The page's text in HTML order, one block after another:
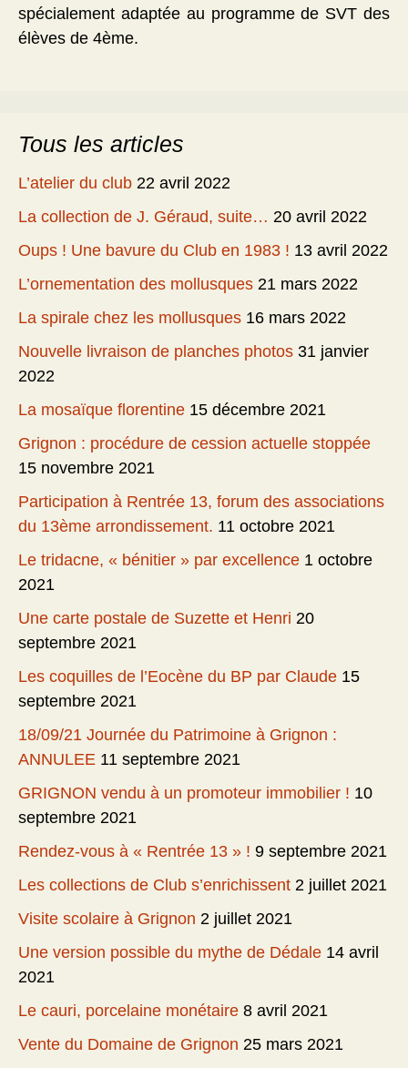
spécialement adaptée au programme de SVT des
élèves de 4ème.
Tous les articles
L’atelier du club 22 avril 2022
La collection de J. Géraud, suite… 20 avril 2022
Oups ! Une bavure du Club en 1983 ! 13 avril 2022
L’ornementation des mollusques 21 mars 2022
La spirale chez les mollusques 16 mars 2022
Nouvelle livraison de planches photos 31 janvier
2022
La mosaïque florentine 15 décembre 2021
Grignon : procédure de cession actuelle stoppée
15 novembre 2021
Participation à Rentrée 13, forum des associations
du 13ème arrondissement. 11 octobre 2021
Le tridacne, « bénitier » par excellence 1 octobre
2021
Une carte postale de Suzette et Henri 20
septembre 2021
Les coquilles de l’Eocène du BP par Claude 15
septembre 2021
18/09/21 Journée du Patrimoine à Grignon :
ANNULEE 11 septembre 2021
GRIGNON vendu à un promoteur immobilier ! 10
septembre 2021
Rendez-vous à « Rentrée 13 » ! 9 septembre 2021
Les collections de Club s’enrichissent 2 juillet 2021
Visite scolaire à Grignon 2 juillet 2021
Une version possible du mythe de Dédale 14 avril
2021
Le cauri, porcelaine monétaire 8 avril 2021
Vente du Domaine de Grignon 25 mars 2021